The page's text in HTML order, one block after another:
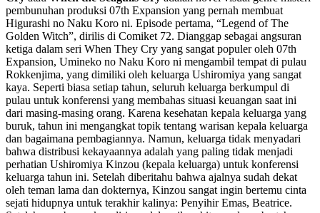
pembunuhan produksi 07th Expansion yang pernah membuat
Higurashi no Naku Koro ni. Episode pertama, “Legend of The
Golden Witch”, dirilis di Comiket 72. Dianggap sebagai angsuran
ketiga dalam seri When They Cry yang sangat populer oleh 07th
Expansion, Umineko no Naku Koro ni mengambil tempat di pulau
Rokkenjima, yang dimiliki oleh keluarga Ushiromiya yang sangat
kaya. Seperti biasa setiap tahun, seluruh keluarga berkumpul di
pulau untuk konferensi yang membahas situasi keuangan saat ini
dari masing-masing orang. Karena kesehatan kepala keluarga yang
buruk, tahun ini mengangkat topik tentang warisan kepala keluarga
dan bagaimana pembagiannya. Namun, keluarga tidak menyadari
bahwa distribusi kekayaannya adalah yang paling tidak menjadi
perhatian Ushiromiya Kinzou (kepala keluarga) untuk konferensi
keluarga tahun ini. Setelah diberitahu bahwa ajalnya sudah dekat
oleh teman lama dan dokternya, Kinzou sangat ingin bertemu cinta
sejati hidupnya untuk terakhir kalinya: Penyihir Emas, Beatrice.